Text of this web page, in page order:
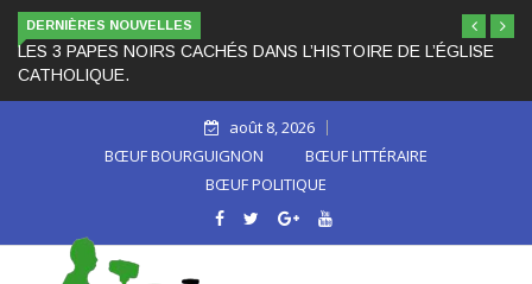
DERNIÈRES NOUVELLES
LES 3 PAPES NOIRS CACHÉS DANS L’HISTOIRE DE L’ÉGLISE
CATHOLIQUE.
août 8, 2026
BŒUF BOURGUIGNON
BŒUF LITTÉRAIRE
BŒUF POLITIQUE